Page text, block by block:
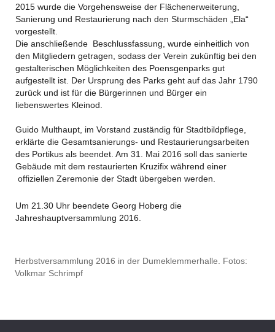
2015 wurde die Vorgehensweise der Flächenerweiterung,
Sanierung und Restaurierung nach den Sturmschäden „Ela“
vorgestellt.
Die anschließende Beschlussfassung, wurde einheitlich von
den Mitgliedern getragen, sodass der Verein zukünftig bei den
gestalterischen Möglichkeiten des Poensgenparks gut
aufgestellt ist. Der Ursprung des Parks geht auf das Jahr 1790
zurück und ist für die Bürgerinnen und Bürger ein
liebenswertes Kleinod.
Guido Multhaupt, im Vorstand zuständig für Stadtbildpflege,
erklärte die Gesamtsanierungs- und Restaurierungsarbeiten
des Portikus als beendet. Am ​31. Mai 2016 soll das sanierte
Gebäude mit dem restaurierten Kruzifix während einer
offiziellen Zeremonie der Stadt übergeben werden.
Um 21.30 Uhr beendete Georg Hoberg die
Jahreshauptversammlung 2016.
Herbstversammlung 2016 in der Dumeklemmerhalle. Fotos:
Volkmar Schrimpf